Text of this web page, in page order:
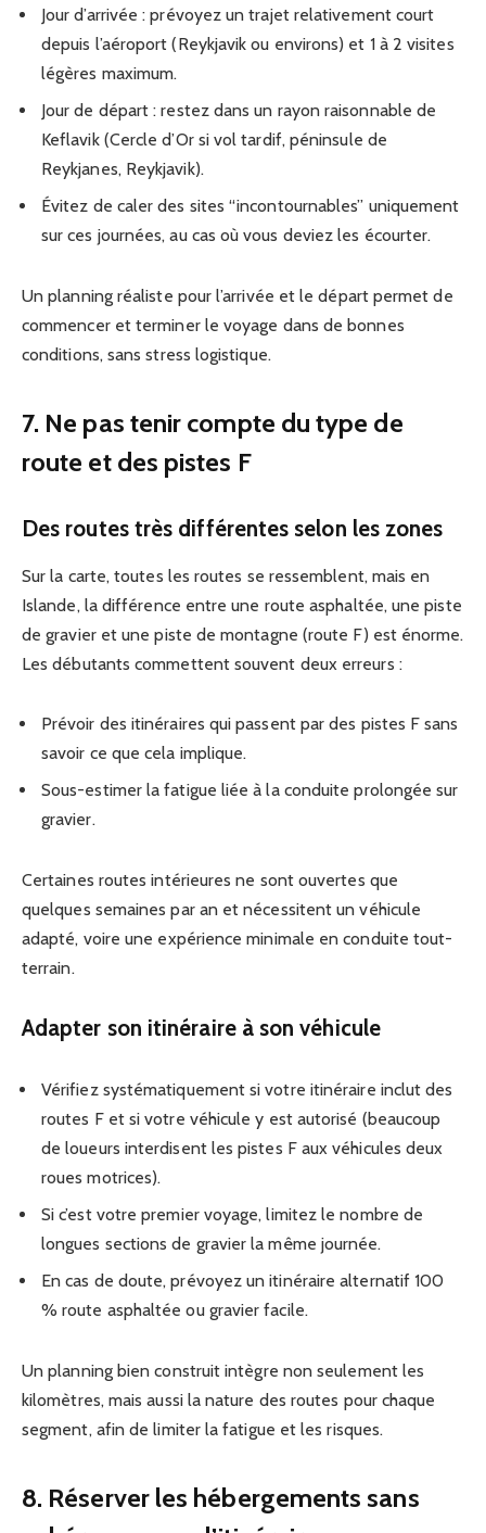
Jour d’arrivée : prévoyez un trajet relativement court
depuis l’aéroport (Reykjavik ou environs) et 1 à 2 visites
légères maximum.
Jour de départ : restez dans un rayon raisonnable de
Keflavik (Cercle d’Or si vol tardif, péninsule de
Reykjanes, Reykjavik).
Évitez de caler des sites “incontournables” uniquement
sur ces journées, au cas où vous deviez les écourter.
Un planning réaliste pour l’arrivée et le départ permet de
commencer et terminer le voyage dans de bonnes
conditions, sans stress logistique.
7. Ne pas tenir compte du type de
route et des pistes F
Des routes très différentes selon les zones
Sur la carte, toutes les routes se ressemblent, mais en
Islande, la différence entre une route asphaltée, une piste
de gravier et une piste de montagne (route F) est énorme.
Les débutants commettent souvent deux erreurs :
Prévoir des itinéraires qui passent par des pistes F sans
savoir ce que cela implique.
Sous-estimer la fatigue liée à la conduite prolongée sur
gravier.
Certaines routes intérieures ne sont ouvertes que
quelques semaines par an et nécessitent un véhicule
adapté, voire une expérience minimale en conduite tout-
terrain.
Adapter son itinéraire à son véhicule
Vérifiez systématiquement si votre itinéraire inclut des
routes F et si votre véhicule y est autorisé (beaucoup
de loueurs interdisent les pistes F aux véhicules deux
roues motrices).
Si c’est votre premier voyage, limitez le nombre de
longues sections de gravier la même journée.
En cas de doute, prévoyez un itinéraire alternatif 100
% route asphaltée ou gravier facile.
Un planning bien construit intègre non seulement les
kilomètres, mais aussi la nature des routes pour chaque
segment, afin de limiter la fatigue et les risques.
8. Réserver les hébergements sans